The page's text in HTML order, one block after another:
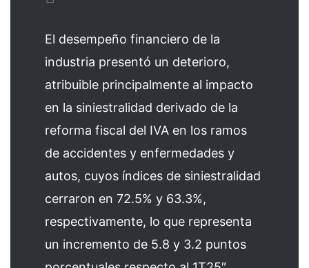
El desempeño financiero de la
industria presentó un deterioro,
atribuible principalmente al impacto
en la siniestralidad derivado de la
reforma fiscal del IVA en los ramos
de accidentes y enfermedades y
autos, cuyos índices de siniestralidad
cerraron en 72.5% y 63.3%,
respectivamente, lo que representa
un incremento de 5.8 y 3.2 puntos